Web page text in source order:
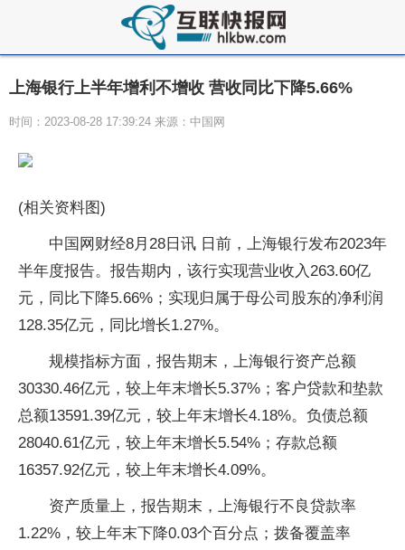
上海银行上半年增利不增收 营收同比下降5.66%
时间：2023-08-28 17:39:24 来源：中国网
(相关资料图)
中国网财经8月28日讯 日前，上海银行发布2023年
半年度报告。报告期内，该行实现营业收入263.60亿
元，同比下降5.66%；实现归属于母公司股东的净利润
128.35亿元，同比增长1.27%。
规模指标方面，报告期末，上海银行资产总额
30330.46亿元，较上年末增长5.37%；客户贷款和垫款
总额13591.39亿元，较上年末增长4.18%。负债总额
28040.61亿元，较上年末增长5.54%；存款总额
16357.92亿元，较上年末增长4.09%。
资产质量上，报告期末，上海银行不良贷款率
1.22%，较上年末下降0.03个百分点；拨备覆盖率